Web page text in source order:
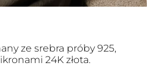
ze srebra próby 925,
24K złota.